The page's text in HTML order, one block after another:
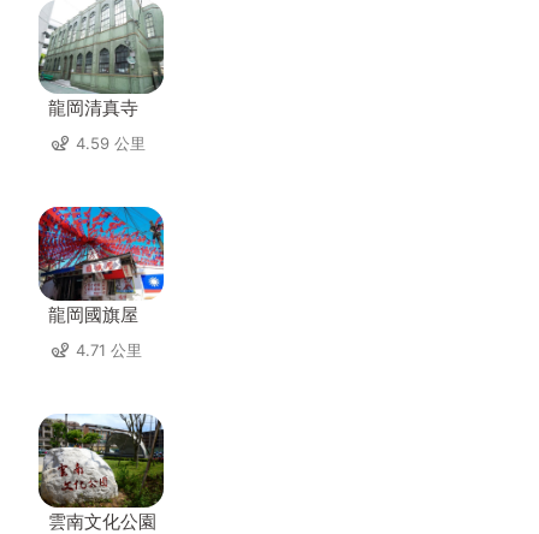
龍岡清真寺
4.59 公里
龍岡國旗屋
4.71 公里
雲南文化公園